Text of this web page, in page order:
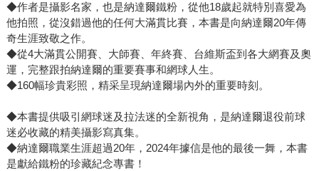
◆作者是攝影名家，也是納達爾鐵粉，從他18歲起就特別喜愛為
他拍照，從沒錯過他的任何大滿貫比賽，本書是向納達爾20年傳
奇生涯致敬之作。
◆從4大滿貫公開賽、大師賽、年終賽、台維斯盃到各大網賽及奧
運，完整跟拍納達爾的重要賽事和網球人生。
◆160幅珍貴彩照，精采呈現納達爾場內外的重要時刻。
◆本書提供吸引網球迷及拉法迷的全新視角，是納達爾退役前球
迷必收藏的精美攝影寫真集。
◆納達爾職業生涯超過20年，2024年據信是他的最後一舞，本書
是獻給鐵粉的珍藏紀念專書！